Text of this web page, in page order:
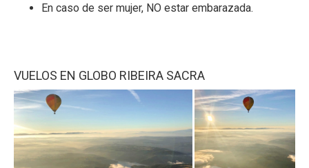
En caso de ser mujer, NO estar embarazada.
VUELOS EN GLOBO RIBEIRA SACRA